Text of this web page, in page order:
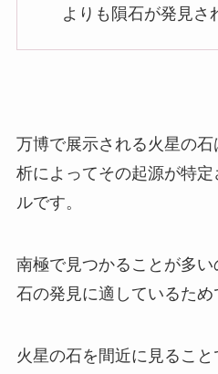
よりも隕石が発見さ
万博で展示される火星の
析によってその起源が特
ルです。
南極で見つかることが多
石の発見に適しているため
火星の石を間近に見るこ